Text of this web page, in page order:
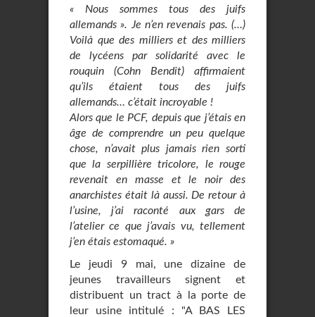
« Nous sommes tous des juifs
allemands ». Je n’en revenais pas. (…)
Voilà que des milliers et des milliers
de lycéens par solidarité avec le
rouquin (Cohn Bendit) affirmaient
qu’ils étaient tous des juifs
allemands… c’était incroyable !
Alors que le PCF, depuis que j’étais en
âge de comprendre un peu quelque
chose, n’avait plus jamais rien sorti
que la serpillière tricolore, le rouge
revenait en masse et le noir des
anarchistes était là aussi. De retour à
l’usine, j’ai raconté aux gars de
l’atelier ce que j’avais vu, tellement
j’en étais estomaqué. »
Le jeudi 9 mai, une dizaine de
jeunes travailleurs signent et
distribuent un tract à la porte de
leur usine intitulé : "A BAS LES